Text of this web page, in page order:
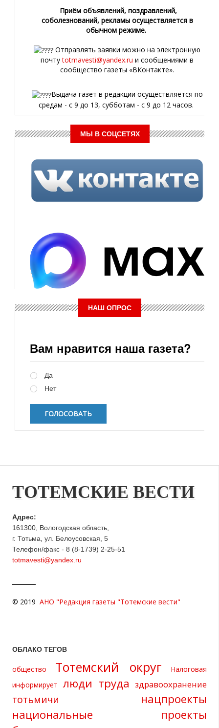
Приём объявлений, поздравлений,
соболезнований, рекламы осуществляется в
обычном режиме.
Отправлять заявки можно на электронную
почтуtotmavesti@yandex.ru и сообщениями в
сообщество газеты «ВКонтакте».
Выдача газет в редакции осуществляется по
средам - с 9 до 13, субботам - с 9 до 12 часов.
МЫ В СОЦСЕТЯХ
НАШ ОПРОС
Вам нравится наша газета?
Да
Нет
ТОТЕМСКИЕ ВЕСТИ
Адрес:
161300, Вологодская область,
г. Тотьма, ул. Белоусовская, 5
Телефон/факс - 8 (8-1739) 2-25-51
totmavesti@yandex.ru
© 2019 АНО "Редакция газеты "Тотемские вести"
ОБЛАКО ТЕГОВ
общество Тотемский округ
Налоговая
информирует
люди труда здравоохранение
тотьмичи
нацпроекты
национальные проекты